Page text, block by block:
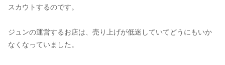
スカウトするのです。
ジュンの運営するお店は、売り上げが低迷していてどうにもいか
なくなっていました。